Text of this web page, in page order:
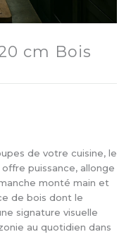
cm Bois
de votre cuisine, le
puissance, allonge
monté main et
de bois dont le
signature visuelle
au quotidien dans